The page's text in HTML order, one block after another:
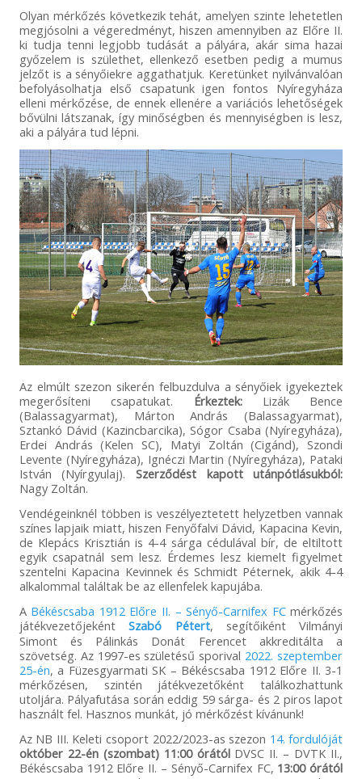
Olyan mérkőzés következik tehát, amelyen szinte lehetetlen
megjósolni a végeredményt, hiszen amennyiben az Előre II.
ki tudja tenni legjobb tudását a pályára, akár sima hazai
győzelem is születhet, ellenkező esetben pedig a mumus
jelzőt is a sényőiekre aggathatjuk. Keretünket nyilvánvalóan
befolyásolhatja első csapatunk igen fontos Nyíregyháza
elleni mérkőzése, de ennek ellenére a variációs lehetőségek
bővülni látszanak, így minőségben és mennyiségben is lesz,
aki a pályára tud lépni.
Az elmúlt szezon sikerén felbuzdulva a sényőiek igyekeztek
megerősíteni csapatukat. Érkeztek:Lizák Bence
(Balassagyarmat), Márton András (Balassagyarmat),
Sztankó Dávid (Kazincbarcika), Sógor Csaba (Nyíregyháza),
Erdei András (Kelen SC), Matyi Zoltán (Cigánd), Szondi
Levente (Nyíregyháza), Ignéczi Martin (Nyíregyháza), Pataki
István (Nyírgyulaj). Szerződést kapott utánpótlásukból:
Nagy Zoltán.
Vendégeinknél többen is veszélyeztetett helyzetben vannak
színes lapjaik miatt, hiszen Fenyőfalvi Dávid, Kapacina Kevin,
de Klepács Krisztián is 4-4 sárga cédulával bír, de eltiltott
egyik csapatnál sem lesz. Érdemes lesz kiemelt figyelmet
szentelni Kapacina Kevinnek és Schmidt Péternek, akik 4-4
alkalommal találtak be az ellenfelek kapujába.
A Békéscsaba 1912 Előre II. – Sényő-Carnifex FCmérkőzés
játékvezetőjekéntSzabó Pétert, segítőiként Vilmányi
Simont és Pálinkás Donát Ferencet akkreditálta a
szövetség. Az 1997-es születésű sporival 2022. szeptember
25-én, a Füzesgyarmati SK – Békéscsaba 1912 Előre II. 3-1
mérkőzésen, szintén játékvezetőként találkozhattunk
utoljára. Pályafutása során eddig 59 sárga- és 2 piros lapot
használt fel. Hasznos munkát, jó mérkőzést kívánunk!
Az NB III. Keleti csoport 2022/2023-as szezon 14. fordulóját
október 22-én (szombat) 11:00 órátólDVSC II. – DVTK II.,
Békéscsaba 1912 Előre II. – Sényő-Carnifex FC, 13:00 órától